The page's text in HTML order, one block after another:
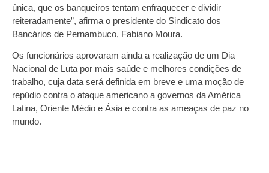
única, que os banqueiros tentam enfraquecer e dividir
reiteradamente”, afirma o presidente do Sindicato dos
Bancários de Pernambuco, Fabiano Moura.
Os funcionários aprovaram ainda a realização de um Dia
Nacional de Luta por mais saúde e melhores condições de
trabalho, cuja data será definida em breve e uma moção de
repúdio contra o ataque americano a governos da América
Latina, Oriente Médio e Ásia e contra as ameaças de paz no
mundo.